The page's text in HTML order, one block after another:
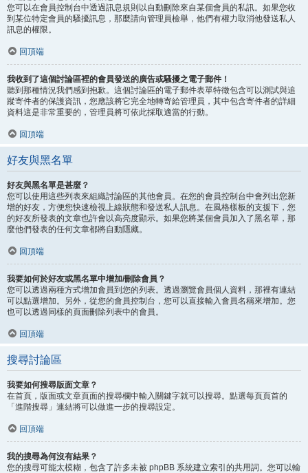
您可以在會員控制台中透過訊息規則以自動刪除來自某個會員的私訊。如果您收
到某位特定會員的騷擾訊息，那麼請向管理員檢舉，他們有權力取消他發送私人
訊息的權限。
回頂端
我收到了這個討論區裡的會員發送的廣告或騷擾之電子郵件！
聽到那種情況我們感到抱歉。這個討論區的電子郵件表單特徵包含可以測試與追
蹤寄件者的保護資訊，您應該將它完全地轉寄給管理員，其中包含寄件者的詳細
資料這是非常重要的，管理員將可依此採取適當的行動。
回頂端
好友與黑名單
好友與黑名單是甚麼？
您可以使用這些列表來組織討論區的其他會員。在您的會員控制台中會列出您新
增的好友，方便您快速檢視上線狀態和發送私人訊息。在風格樣板的支援下，您
的好友所發表的文章也許會以高亮度顯示。如果您將某個會員加入了黑名單，那
麼他們發表的任何文章都將自動隱藏。
回頂端
我要如何於好友或黑名單中增加/刪除會員？
您可以透過兩種方式增加會員到您的列表。透過瀏覽會員個人資料，那裡有連結
可以點選增加。另外，從您的會員控制台，您可以直接輸入會員名稱來增加。您
也可以透過同樣的頁面刪除列表中的會員。
回頂端
搜尋討論區
我要如何搜尋版面文章？
在首頁，版面或文章頁面的搜尋欄中輸入關鍵字就可以搜尋。點選每頁頁首的
「進階搜尋」連結將可以做進一步的搜尋設定。
回頂端
我的搜尋為何沒有結果？
您的搜尋可能太模糊，包含了許多未被 phpBB 系統建立索引的共用詞。您可以輸